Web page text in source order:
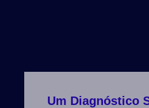
Um Diagnóstico